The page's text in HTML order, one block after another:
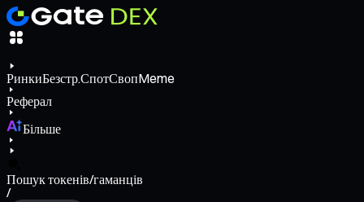
РинкиБезстр.СпотСвопMeme
Реферал
Більше
Пошук токенів/гаманців
/